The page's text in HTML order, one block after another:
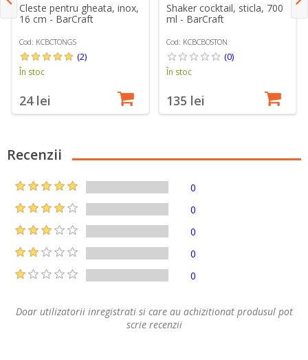
Cleste pentru gheata, inox,
16 cm - BarCraft
Cod: KCBCTONGS
(2)
În stoc
24 lei
Shaker cocktail, sticla, 700
ml - BarCraft
Cod: KCBCBOSTON
(0)
În stoc
135 lei
Recenzii
0
0
0
0
0
Doar utilizatorii inregistrati si care au achizitionat produsul pot
scrie recenzii